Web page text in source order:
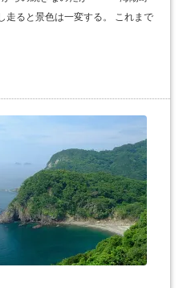
走ると景色は一変する。 これまで